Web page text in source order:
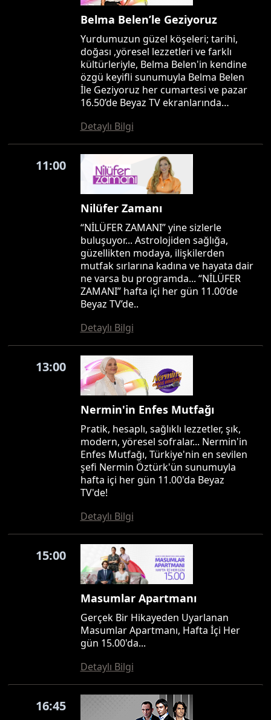
Belma Belen’le Geziyoruz
Yurdumuzun güzel köşeleri; tarihi,
doğası ,yöresel lezzetleri ve farklı
kültürleriyle, Belma Belen'in kendine
özgü keyifli sunumuyla Belma Belen
İle Geziyoruz her cumartesi ve pazar
16.50’de Beyaz TV ekranlarında…
Detaylı Bilgi
11:00
Nilüfer Zamanı
“NİLÜFER ZAMANI” yine sizlerle
buluşuyor... Astrolojiden sağlığa,
güzellikten modaya, ilişkilerden
mutfak sırlarına kadına ve hayata dair
ne varsa bu programda... “NİLÜFER
ZAMANI” hafta içi her gün 11.00’de
Beyaz TV’de..
Detaylı Bilgi
13:00
Nermin'in Enfes Mutfağı
Pratik, hesaplı, sağlıklı lezzetler, şık,
modern, yöresel sofralar... Nermin'in
Enfes Mutfağı, Türkiye'nin en sevilen
şefi Nermin Öztürk'ün sunumuyla
hafta içi her gün 11.00'da Beyaz
TV'de!
Detaylı Bilgi
15:00
Masumlar Apartmanı
Gerçek Bir Hikayeden Uyarlanan
Masumlar Apartmanı, Hafta İçi Her
gün 15.00'da...
Detaylı Bilgi
16:45